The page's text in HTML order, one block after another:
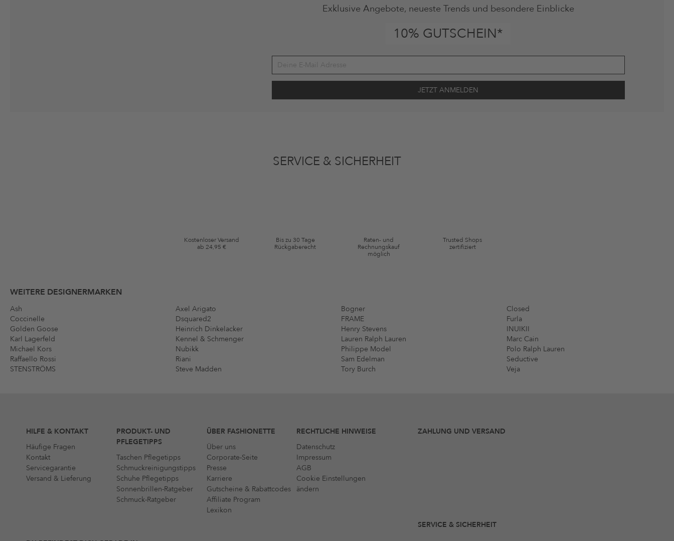
Exklusive Angebote, neueste Trends und besondere Einblicke
10% GUTSCHEIN*
SERVICE & SICHERHEIT
Kostenloser Versand
ab 24,95 €
Bis zu 30 Tage
Rückgaberecht
Raten- und
Rechnungskauf
möglich
Trusted Shops
zertifiziert
WEITERE DESIGNERMARKEN
Ash Axel Arigato Bogner
Closed
Coccinelle
Dsquared2 FRAME
Furla
Golden Goose
Heinrich Dinkelacker Henry Stevens
INUIKII
Karl Lagerfeld
Kennel & Schmenger Lauren Ralph Lauren
Marc Cain
Michael Kors
Nubikk Philippe Model
Polo Ralph Lauren
Raffaello Rossi
Riani Sam Edelman
Seductive
STENSTRÖMS
Steve Madden Tory Burch Veja
HILFE & KONTAKT
Häufige Fragen
Kontakt
Servicegarantie
Versand & Lieferung
PRODUKT- UND
PFLEGETIPPS
Taschen Pflegetipps
Schmuckreinigungstipps
Schuhe Pflegetipps
Sonnenbrillen-Ratgeber
Schmuck-Ratgeber
ÜBER FASHIONETTE
Über uns
Corporate-Seite
Presse
Karriere
Gutscheine & Rabattcodes
Affiliate Program
Lexikon
RECHTLICHE HINWEISE
Datenschutz
Impressum
AGB
Cookie Einstellungen
ändern
ZAHLUNG UND VERSAND
SERVICE & SICHERHEIT